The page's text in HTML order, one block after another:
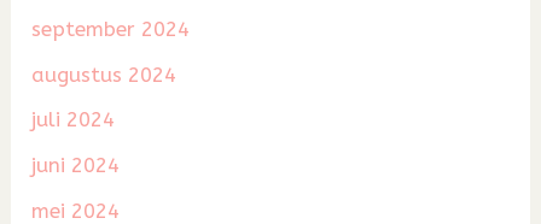
september 2024
augustus 2024
juli 2024
juni 2024
mei 2024